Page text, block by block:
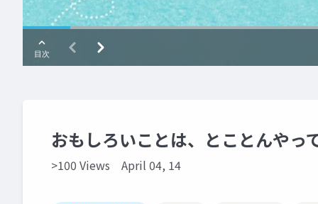
おもしろいことは、とことんやっ
>100 Views April 04, 14